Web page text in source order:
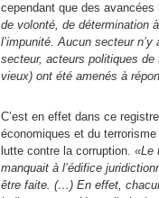
cependant que des
de volonté, de détermination
l’impunité. Aucun secteur
secteur, acteurs politiques
vieux) ont été amenés à
C’est en effet dans ce
économiques et du
lutte contre la corruption. «Le
manquait à l’édifice
être faite. (…) En effet,